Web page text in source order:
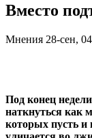
Вместо
Мнения 28-сен,
Под конец
наткнуться как
которых пусть и